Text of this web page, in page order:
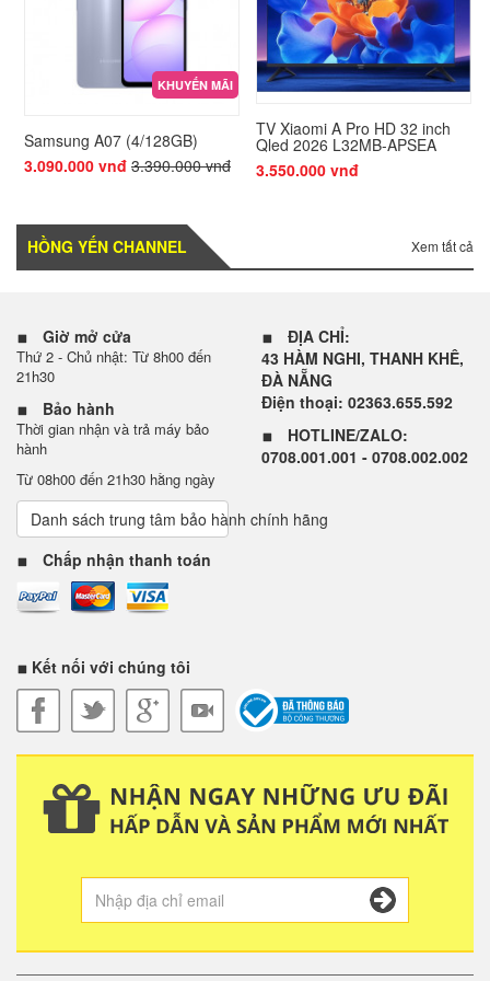
Mặt trước của máy : Máy mới 100%, không trầy xước.
KHUYẾN MÃI
Samsung A07 (4/128GB)
3.090.000 vnđ 3.390.000 vnđ
TV Xiaomi A Pro HD 32 inch
Qled 2026 L32MB-APSEA
3.550.000 vnđ
HỒNG YẾN CHANNEL Xem tất cả
Giờ mở cửa
Thứ 2 - Chủ nhật: Từ 8h00 đến
21h30
Bảo hành
Thời gian nhận và trả máy bảo
hành
Từ 08h00 đến 21h30 hằng ngày
Danh sách trung tâm bảo hành chính hãng
Chấp nhận thanh toán
ĐỊA CHỈ:
43 HÀM NGHI, THANH KHÊ,
ĐÀ NẴNG
Điện thoại: 02363.655.592
HOTLINE/ZALO:
0708.001.001 - 0708.002.002
Kết nối với chúng tôi